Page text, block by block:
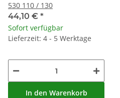
530 110 / 130
44,10 € *
Sofort verfügbar
Lieferzeit: 4 - 5 Werktage
In den Warenkorb